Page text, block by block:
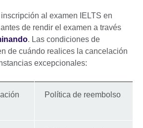
al examen IELTS en
de rendir el examen a través
. Las condiciones de
de cuándo realices la cancelación
excepcionales:
Política de reembolso